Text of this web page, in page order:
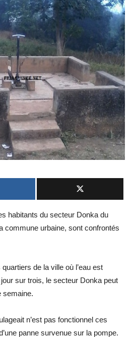
habitants du secteur Donka du
commune urbaine, sont confrontés
de la ville où l’eau est
sur trois, le secteur Donka peut
semaine.
n’est pas fonctionnel ces
panne survenue sur la pompe.